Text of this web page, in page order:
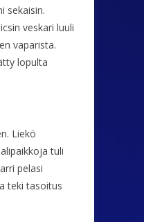
sekaisin.
veskari luuli
vaparista.
lopulta
Liekö
tuli
pelasi
teki tasoitus